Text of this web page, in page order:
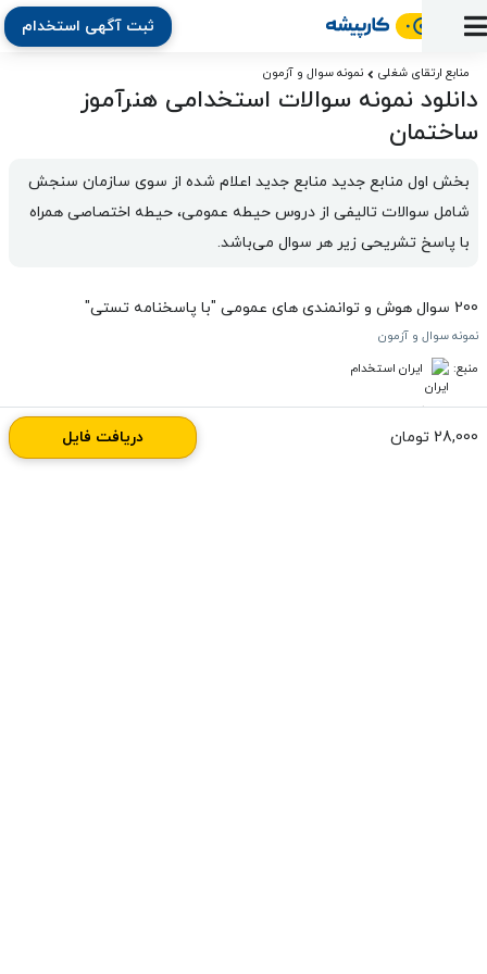
پنل
استخدام
به
کار
ثبت
رزومه
آگهی
آماده
به
ثبت
آگهی
استخدام
نشان
شده‌ها
تبادل
نظر
منابع
ارتقای
دوره
نرم‌افزار
استخدام
بلاگ
کارپیشه
بخش
کارفرمایان
ثبت آگهی استخدام
منابع ارتقای شغلی نمونه سوال و آزمون
دانلود نمونه سوالات استخدامی هنرآموز
ساختمان
با پاسخ تشریحی زیر هر سوال می‌باشد.
200 سوال هوش و توانمندی های عمومی "با پاسخنامه تستی"
نمونه سوال و آزمون
منبع:
ایران استخدام
28,000 تومان دریافت فایل